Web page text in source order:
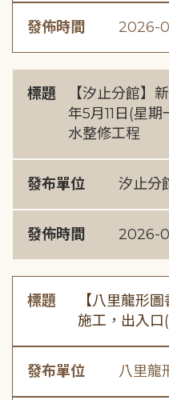
發佈時間 2026-
標題
【汐止分館】
年5月11日(星
水整修工程
發布單位 汐止分
發佈時間 2026-
標題
【八里龍形
施工，出入口
發布單位 八里龍